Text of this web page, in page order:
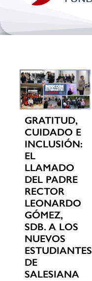
Investigación
Extension y desarrollo
GRATITUD,
CUIDADO E
INCLUSIÓN:
EL
LLAMADO
DEL PADRE
RECTOR
LEONARDO
GÓMEZ,
SDB. A LOS
NUEVOS
ESTUDIANTES
DE
SALESIANA